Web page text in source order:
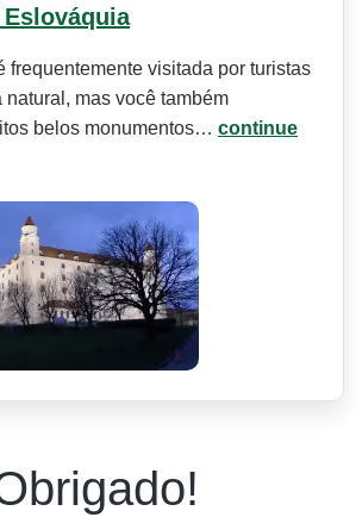
frequentemente visitada por turistas
natural, mas você também
belos monumentos… continue